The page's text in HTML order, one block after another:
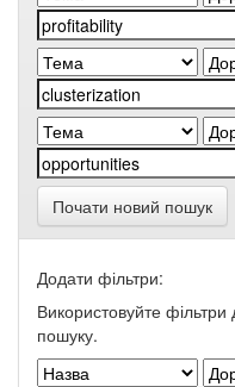
Почати новий пошук
Додати фільтри:
Використовуйте фільтри
пошуку.